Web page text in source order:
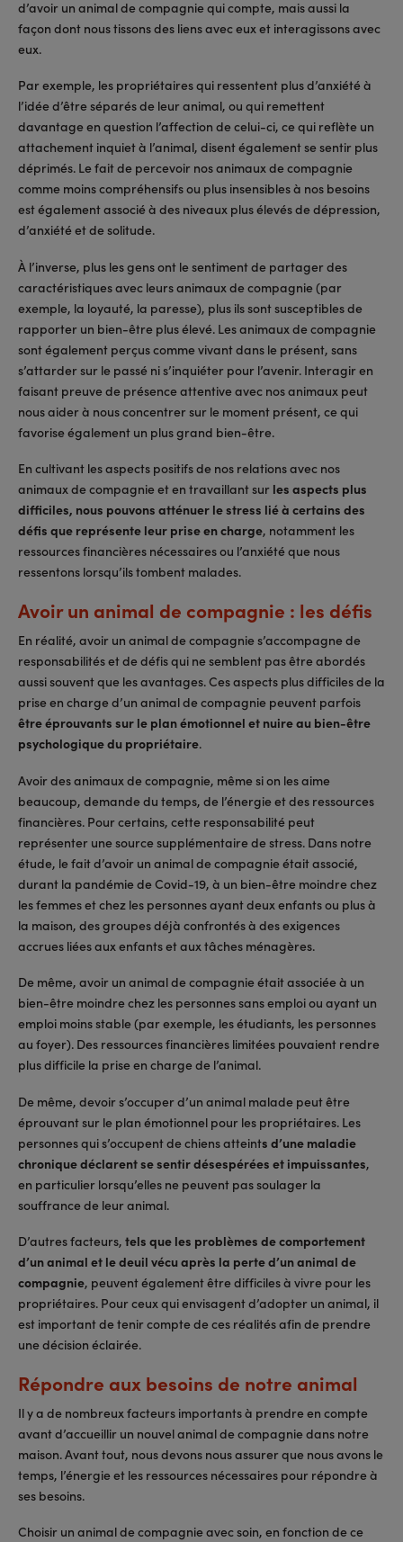
d’avoir un animal de compagnie qui compte, mais aussi la
façon dont nous tissons des liens avec eux et interagissons avec
eux.
Par exemple, les propriétaires qui ressentent plus d’anxiété à
l’idée d’être séparés de leur animal, ou qui remettent
davantage en question l’affection de celui-ci, ce qui reflète un
attachement inquiet à l’animal, disent également se sentir plus
déprimés. Le fait de percevoir nos animaux de compagnie
comme moins compréhensifs ou plus insensibles à nos besoins
est également associé à des niveaux plus élevés de dépression,
d’anxiété et de solitude.
À l’inverse, plus les gens ont le sentiment de partager des
caractéristiques avec leurs animaux de compagnie (par
exemple, la loyauté, la paresse), plus ils sont susceptibles de
rapporter un bien-être plus élevé. Les animaux de compagnie
sont également perçus comme vivant dans le présent, sans
s’attarder sur le passé ni s’inquiéter pour l’avenir. Interagir en
faisant preuve de présence attentive avec nos animaux peut
nous aider à nous concentrer sur le moment présent, ce qui
favorise également un plus grand bien-être.
En cultivant les aspects positifs de nos relations avec nos
animaux de compagnie et en travaillant sur les aspects plus
difficiles, nous pouvons atténuer le stress lié à certains des
défis que représente leur prise en charge, notamment les
ressources financières nécessaires ou l’anxiété que nous
ressentons lorsqu’ils tombent malades.
Avoir un animal de compagnie : les défis
En réalité, avoir un animal de compagnie s’accompagne de
responsabilités et de défis qui ne semblent pas être abordés
aussi souvent que les avantages. Ces aspects plus difficiles de la
prise en charge d’un animal de compagnie peuvent parfois
être éprouvants sur le plan émotionnel et nuire au bien-être
psychologique du propriétaire.
Avoir des animaux de compagnie, même si on les aime
beaucoup, demande du temps, de l’énergie et des ressources
financières. Pour certains, cette responsabilité peut
représenter une source supplémentaire de stress. Dans notre
étude, le fait d’avoir un animal de compagnie était associé,
durant la pandémie de Covid-19, à un bien-être moindre chez
les femmes et chez les personnes ayant deux enfants ou plus à
la maison, des groupes déjà confrontés à des exigences
accrues liées aux enfants et aux tâches ménagères.
De même, avoir un animal de compagnie était associée à un
bien-être moindre chez les personnes sans emploi ou ayant un
emploi moins stable (par exemple, les étudiants, les personnes
au foyer). Des ressources financières limitées pouvaient rendre
plus difficile la prise en charge de l’animal.
De même, devoir s’occuper d’un animal malade peut être
éprouvant sur le plan émotionnel pour les propriétaires. Les
personnes qui s’occupent de chiens atteints d’une maladie
chronique déclarent se sentir désespérées et impuissantes,
en particulier lorsqu’elles ne peuvent pas soulager la
souffrance de leur animal.
D’autres facteurs, tels que les problèmes de comportement
d’un animal et le deuil vécu après la perte d’un animal de
compagnie, peuvent également être difficiles à vivre pour les
propriétaires. Pour ceux qui envisagent d’adopter un animal, il
est important de tenir compte de ces réalités afin de prendre
une décision éclairée.
Répondre aux besoins de notre animal
Il y a de nombreux facteurs importants à prendre en compte
avant d’accueillir un nouvel animal de compagnie dans notre
maison. Avant tout, nous devons nous assurer que nous avons le
temps, l’énergie et les ressources nécessaires pour répondre à
ses besoins.
Choisir un animal de compagnie avec soin, en fonction de ce